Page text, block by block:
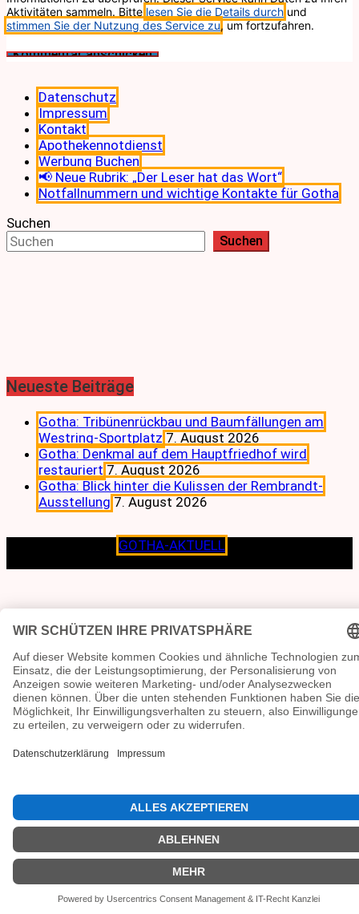
Aktivitäten sammeln. Bitte lesen Sie die Details durch und
stimmen Sie der Nutzung des Service zu, um fortzufahren.
Datenschutz
Impressum
Kontakt
Apothekennotdienst
Werbung Buchen
📢 Neue Rubrik: „Der Leser hat das Wort“
Notfallnummern und wichtige Kontakte für Gotha
Suchen
Suchen
Neueste Beiträge
Gotha: Tribünenrückbau und Baumfällungen am
Westring-Sportplatz 7. August 2026
Gotha: Denkmal auf dem Hauptfriedhof wird
restauriert 7. August 2026
Gotha: Blick hinter die Kulissen der Rembrandt-
Ausstellung 7. August 2026
GOTHA-AKTUELL
Lokalen verpflichtet.